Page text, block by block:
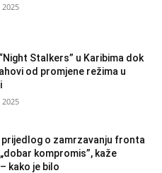
Stalkers” u Karibima dok
od promjene režima u
o zamrzavanju fronta
kompromis”, kaže
kako je bilo